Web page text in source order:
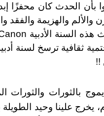
بأن الحدث كان محفزًا
والألم والهزيمة والفقد
السنة الأدبية
ثقافية ترسخ لسنة
!!
بالثورات والثورات
يخرج علينا وحيد